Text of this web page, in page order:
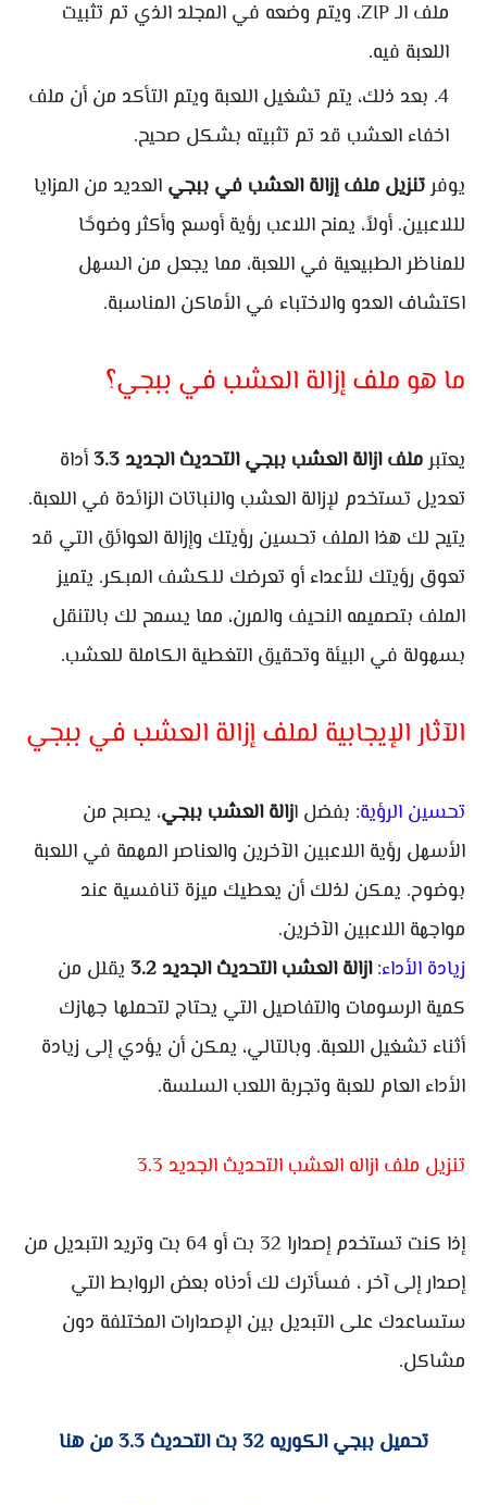
ملف الـ ZIP، ويتم وضعه في المجلد الذي تم تثبيت
اللعبة فيه.
بعد ذلك، يتم تشغيل اللعبة ويتم التأكد من أن ملف
اخفاء العشب قد تم تثبيته بشكل صحيح.
يوفرتنزيل ملف إزالة العشب في ببجي العديد من المزايا
لللاعبين. أولاً، يمنح اللاعب رؤية أوسع وأكثر وضوحًا
للمناظر الطبيعية في اللعبة، مما يجعل من السهل
اكتشاف العدو والاختباء في الأماكن المناسبة.
ما هو ملف إزالة العشب في ببجي؟
يعتبرملف ازالة العشب ببجي التحديث الجديد 3.3
أداة
تعديل تستخدم لإزالة العشب والنباتات الزائدة في اللعبة.
يتيح لك هذا الملف تحسين رؤيتك وإزالة العوائق التي قد
تعوق رؤيتك للأعداء أو تعرضك للكشف المبكر. يتميز
الملف بتصميمه النحيف والمرن، مما يسمح لك بالتنقل
بسهولة في البيئة وتحقيق التغطية الكاملة للعشب.
الآثار الإيجابية لملف إزالة العشب في ببجي
تحسين الرؤية: بفضل ازالة العشب ببجي، يصبح من
الأسهل رؤية اللاعبين الآخرين والعناصر المهمة في اللعبة
بوضوح. يمكن لذلك أن يعطيك ميزة تنافسية عند
مواجهة اللاعبين الآخرين.
زيادة الأداء:ازالة العشب التحديث الجديد 3.2
يقلل من
كمية الرسومات والتفاصيل التي يحتاج لتحملها جهازك
أثناء تشغيل اللعبة. وبالتالي، يمكن أن يؤدي إلى زيادة
الأداء العام للعبة وتجربة اللعب السلسة.
تنزيل ملف ازاله العشب التحديث الجديد 3.3
إذا كنت تستخدم إصدارا 32 بت أو 64 بت وتريد التبديل من
إصدار إلى آخر ، فسأترك لك أدناه بعض الروابط التي
ستساعدك على التبديل بين الإصدارات المختلفة دون
مشاكل.
تحميل ببجي الكوريه 32 بت التحديث 3.3 من هنا